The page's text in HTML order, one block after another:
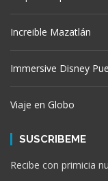
Increible Mazatlán
Immersive Disney
Viaje en Globo
SUSCRIBEME
Recibe con primicia